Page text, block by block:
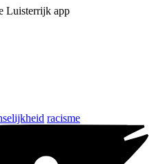
Luisterrijk app
racisme